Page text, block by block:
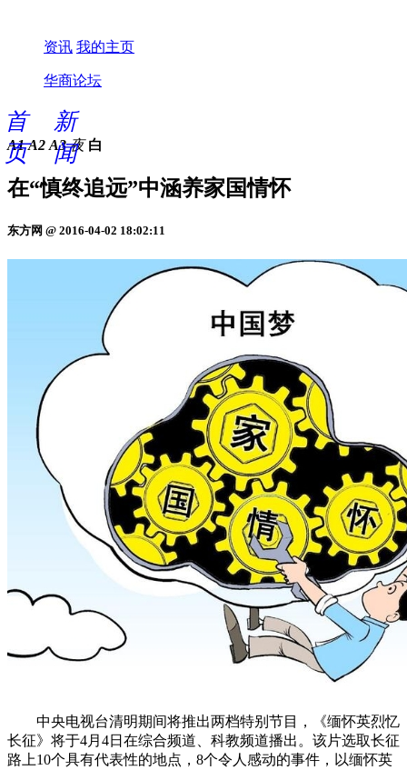
资讯 我的主页
华商论坛
首
页
新
闻
A1 A2 A3 夜 白
在“慎终追远”中涵养家国情怀
东方网 @ 2016-04-02 18:02:11
中央电视台清明期间将推出两档特别节目，《缅怀英烈忆
长征》将于4月4日在综合频道、科教频道播出。该片选取长征
路上10个具有代表性的地点，8个令人感动的事件，以缅怀英